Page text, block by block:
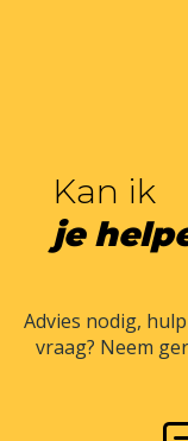
Kan ik
je
Advies nodig,
vraag? Neem